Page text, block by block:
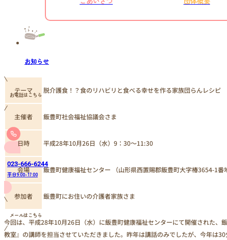
お知らせ
お電話はこちら
023-666-6244
平日9:00-17:00
メールはこちら
テーマ 脱介護食！？食のリハビリと食べる幸せを作る家族団らんレシピ
主催者 飯豊町社会福祉協議会さま
日時 平成28年10月26日（水）9：30～11:30
会場 飯豊町健康福祉センター （山形県西置賜郡飯豊町大字椿3654-1番
参加者 飯豊町にお住いの介護者家族さま
今回は、平成28年10月26日（水）に飯豊町健康福祉センターにて開催された、
教室』の講師を担当させていただきました。昨年は講話のみでしたが、今年は